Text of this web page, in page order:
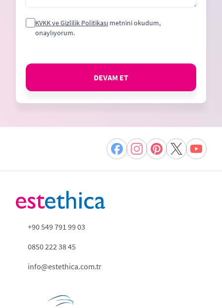
KVKK ve Gizlilik Politikası metnini okudum,
onaylıyorum.
DEVAM ET
+90 549 791 99 03
0850 222 38 45
info@estethica.com.tr